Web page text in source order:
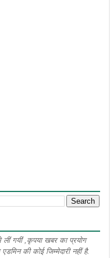
गयीं ,कृपया खबर का प्रयोग
की कोई जिम्मेदारी नहीं है.